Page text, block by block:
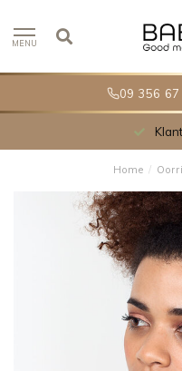
09 356
MENU
Home /